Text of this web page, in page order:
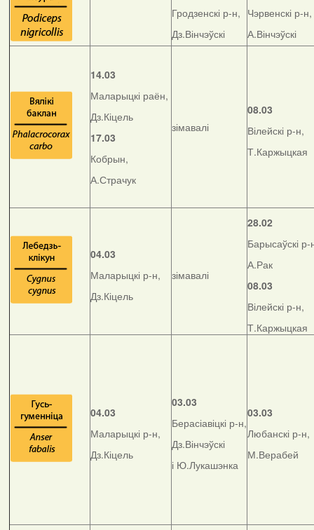
Гродзенскі р-н,
Дз.Вінчэўскі
Чэрвенскі р-н,
А.Вінчэўскі
14.03
Маларыцкі раён,
Дз.Кіцель
17.03
Кобрын,
А.Страчук
зімавалі
08.03
Вілейскі р-н,
Т.Каржыцкая
04.03
Маларыцкі р-н,
Дз.Кіцель
зімавалі
28.02
Барысаўскі р-
А.Рак
08.03
Вілейскі р-н,
Т.Каржыцкая
04.03
Маларыцкі р-н,
Дз.Кіцель
03.03
Берасіавіцкі р-н,
Дз.Вінчэўскі
і Ю.Лукашэнка
03.03
Любанскі р-н,
М.Верабей